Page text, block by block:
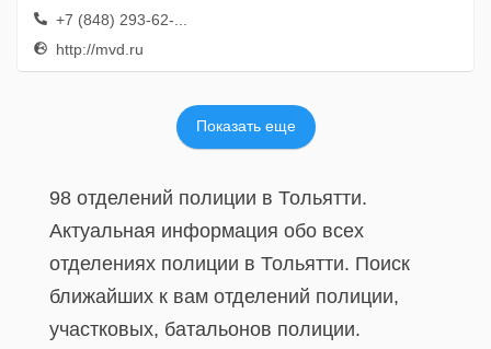
+7 (848) 293-62-...
http://mvd.ru
Показать еще
98 отделений полиции в Тольятти.
Актуальная информация обо всех
отделениях полиции в Тольятти. Поиск
ближайших к вам отделений полиции,
участковых, батальонов полиции.